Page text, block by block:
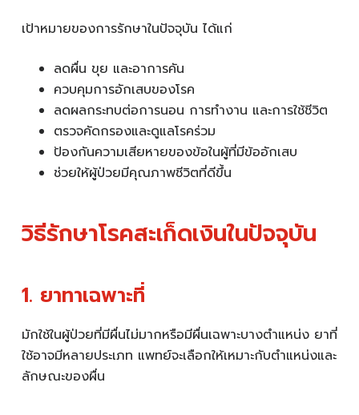
เป้าหมายของการรักษาในปัจจุบัน ได้แก่
ลดผื่น ขุย และอาการคัน
ควบคุมการอักเสบของโรค
ลดผลกระทบต่อการนอน การทำงาน และการใช้ชีวิต
ตรวจคัดกรองและดูแลโรคร่วม
ป้องกันความเสียหายของข้อในผู้ที่มีข้ออักเสบ
ช่วยให้ผู้ป่วยมีคุณภาพชีวิตที่ดีขึ้น
วิธีรักษาโรคสะเก็ดเงินในปัจจุบัน
1. ยาทาเฉพาะที่
มักใช้ในผู้ป่วยที่มีผื่นไม่มากหรือมีผื่นเฉพาะบางตำแหน่ง ยาที่
ใช้อาจมีหลายประเภท แพทย์จะเลือกให้เหมาะกับตำแหน่งและ
ลักษณะของผื่น